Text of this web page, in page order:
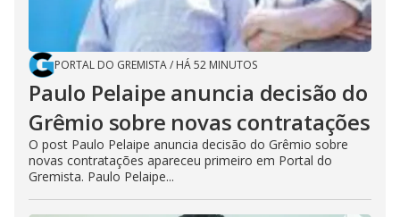
PORTAL DO GREMISTA/ HÁ 52 MINUTOS
Paulo Pelaipe anuncia decisão do
Grêmio sobre novas contratações
O post Paulo Pelaipe anuncia decisão do Grêmio sobre
novas contratações apareceu primeiro em Portal do
Gremista. Paulo Pelaipe...